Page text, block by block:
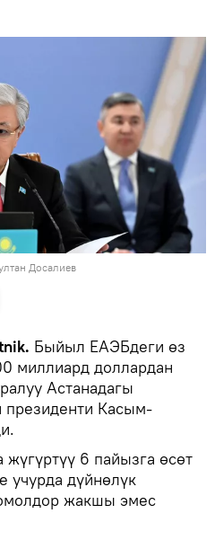
Досалиев
Быйыл ЕАЭБдеги өз
миллиард доллардан
Астанадагы
президенти Касым-
6 пайызга өсөт
учурда дүйнөлүк
жакшы эмес